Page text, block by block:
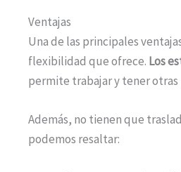
Ventajas
Una de las principales
flexibilidad que ofrece. Los
permite trabajar y tener otras
Además, no tienen que
podemos resaltar: